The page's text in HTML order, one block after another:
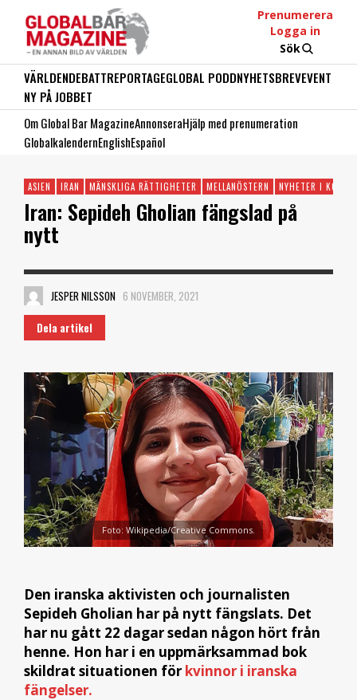
Prenumerera
Logga in
Sök
VÄRLDENDEBATTREPORTAGEGLOBAL PODDNYHETSBREVEVENT
NY PÅ JOBBET
Om Global Bar MagazineAnnonseraHjälp med prenumeration
GlobalkalendernEnglishEspañol
ASIEN IRAN MÄNSKLIGA RÄTTIGHETER MELLANÖSTERN NYHETER I
Iran: Sepideh Gholian fängslad på
nytt
JESPER NILSSON 6 NOVEMBER, 2021
Dela artikel
Foto: Wikipedia/Creative Commons.
Den iranska aktivisten och journalisten
Sepideh Gholian har på nytt fängslats. Det
har nu gått 22 dagar sedan någon hört från
henne. Hon har i en uppmärksammad bok
skildrat situationen för kvinnor i iranska
fängelser.